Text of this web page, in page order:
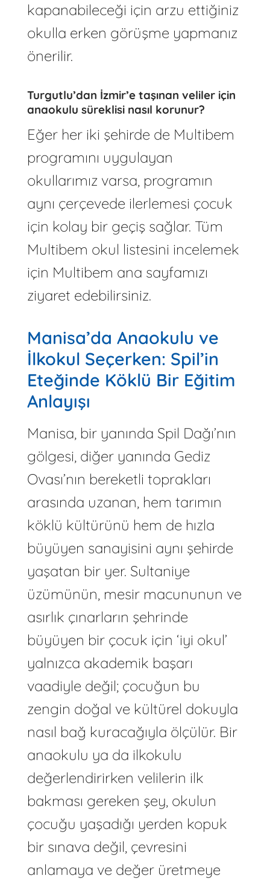
kapanabileceği için arzu ettiğiniz
okulla erken görüşme yapmanız
önerilir.
Turgutlu’dan İzmir’e taşınan veliler için
anaokulu süreklisi nasıl korunur?
Eğer her iki şehirde de Multibem
programını uygulayan
okullarımız varsa, programın
aynı çerçevede ilerlemesi çocuk
için kolay bir geçiş sağlar. Tüm
Multibem okul listesini incelemek
için Multibem ana sayfamızı
ziyaret edebilirsiniz.
Manisa’da Anaokulu ve
İlkokul Seçerken: Spil’in
Eteğinde Köklü Bir Eğitim
Anlayışı
Manisa, bir yanında Spil Dağı’nın
gölgesi, diğer yanında Gediz
Ovası’nın bereketli toprakları
arasında uzanan, hem tarımın
köklü kültürünü hem de hızla
büyüyen sanayisini aynı şehirde
yaşatan bir yer. Sultaniye
üzümünün, mesir macununun ve
asırlık çınarların şehrinde
büyüyen bir çocuk için ‘iyi okul’
yalnızca akademik başarı
vaadiyle değil; çocuğun bu
zengin doğal ve kültürel dokuyla
nasıl bağ kuracağıyla ölçülür. Bir
anaokulu ya da ilkokulu
değerlendirirken velilerin ilk
bakması gereken şey, okulun
çocuğu yaşadığı yerden kopuk
bir sınava değil, çevresini
anlamaya ve değer üretmeye